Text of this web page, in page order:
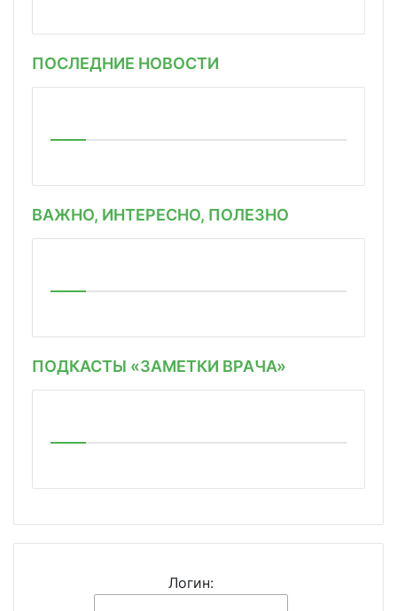
ПОСЛЕДНИЕ НОВОСТИ
ВАЖНО, ИНТЕРЕСНО, ПОЛЕЗНО
ПОДКАСТЫ «ЗАМЕТКИ ВРАЧА»
Логин: